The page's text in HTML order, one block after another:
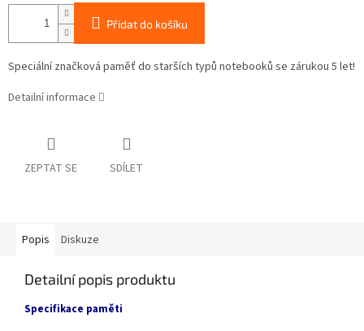
Přidat do košíku
Speciální značková paměť do starších typů notebooků se zárukou 5 let!
Detailní informace
ZEPTAT SE SDÍLET
Popis Diskuze
Detailní popis produktu
Specifikace paměti